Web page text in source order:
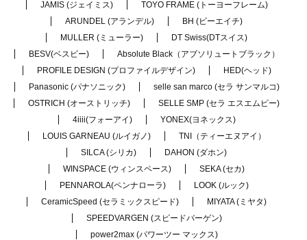
JAMIS (ジェイミス)
TOYO FRAME (トーヨーフレーム)
ARUNDEL (アランデル)
BH (ビーエイチ)
MULLER (ミューラー)
DT Swiss(DTスイス)
BESV(ベスビー)
Absolute Black（アブソリュートブラック）
PROFILE DESIGN (プロファイルデザイン)
HED(ヘッド)
Panasonic (パナソニック)
selle san marco (セラ サンマルコ)
OSTRICH (オーストリッチ)
SELLE SMP (セラ エスエムピー)
4iiii(フォーアイ)
YONEX(ヨネックス)
LOUIS GARNEAU (ルイガノ)
TNI（ティーエヌアイ）
SILCA (シリカ)
DAHON (ダホン)
WINSPACE (ウィンスペース)
SEKA (セカ)
PENNAROLA(ペンナローラ)
LOOK (ルック)
CeramicSpeed (セラミックスピード)
MIYATA (ミヤタ)
SPEEDVARGEN (スピードバーゲン)
power2max (パワーツー マックス)